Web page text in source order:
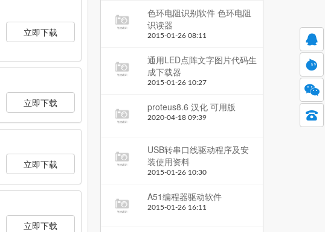
立即下载
立即下载
立即下载
立即下载
色环电阻识别软件 色环电阻
识读器
2015-01-26 08:11
通用LED点阵文字图片代码生
成下载器
2015-01-26 10:27
proteus8.6 汉化 可用版
2020-04-18 09:39
USB转串口线驱动程序及安
装使用资料
2015-01-26 10:30
A51编程器驱动软件
2015-01-26 16:11